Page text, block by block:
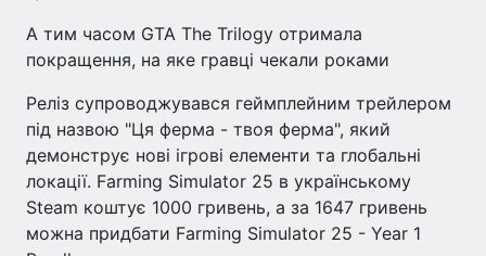
А тим часом GTA The Trilogy отримала
покращення, на яке гравці чекали роками
Реліз супроводжувався геймплейним трейлером
під назвою "Ця ферма - твоя ферма", який
демонструє нові ігрові елементи та глобальні
локації. Farming Simulator 25 в українському
Steam коштує 1000 гривень, а за 1647 гривень
можна придбати Farming Simulator 25 - Year 1